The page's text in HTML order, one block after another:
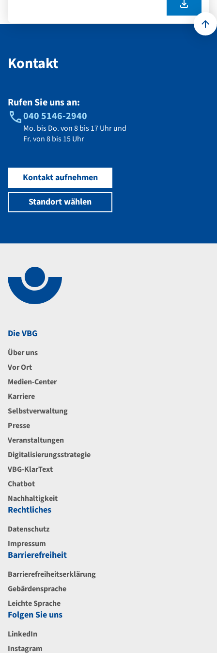
Kontakt
Rufen Sie uns an:
040 5146-2940
Mo. bis Do. von 8 bis 17 Uhr und
Fr. von 8 bis 15 Uhr
Kontakt aufnehmen
Standort wählen
Die VBG
Über uns
Vor Ort
Medien-Center
Karriere
Selbstverwaltung
Presse
Veranstaltungen
Digitalisierungsstrategie
VBG-KlarText
Chatbot
Nachhaltigkeit
Rechtliches
Datenschutz
Impressum
Barrierefreiheit
Barrierefreiheitserklärung
Gebärdensprache
Leichte Sprache
Folgen Sie uns
LinkedIn
Instagram